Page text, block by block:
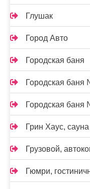
Глушак
Город Авто
Городская баня
Городская баня
Городская баня
Грин Хаус, сауна
Грузовой,
Гюмри,